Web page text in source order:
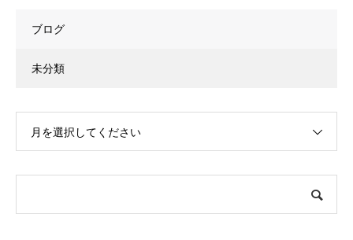
ブログ
未分類
月を選択してください